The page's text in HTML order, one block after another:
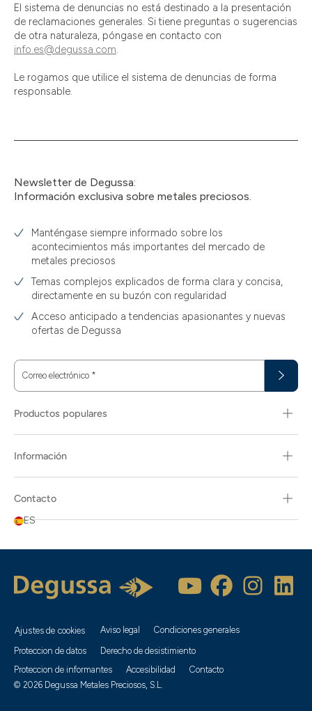
El sistema de denuncias no está destinado a la presentación
de reclamaciones generales. Si tiene preguntas o sugerencias
de otra naturaleza, póngase en contacto con
info.es@degussa.com
Le rogamos que utilice el sistema de denuncias de forma
responsable.
Newsletter de Degussa:
Información exclusiva sobre metales preciosos.
Manténgase siempre informado sobre los
acontecimientos más importantes del mercado de
metales preciosos
Temas complejos explicados de forma clara y concisa,
directamente en su buzón con regularidad
Acceso anticipado a tendencias apasionantes y nuevas
ofertas de Degussa
Correo electrónico *
Productos populares
Información
Contacto
ES
Ajustes de cookies Aviso legal
Condiciones generales
Proteccion de datos
Derecho de desistimiento
Proteccion de informantes
Accesibilidad
Contacto
© 2026 Degussa Metales Preciosos, S.L.